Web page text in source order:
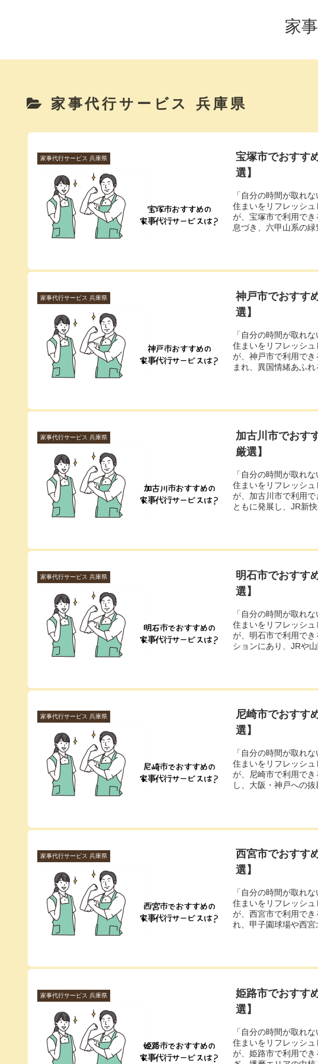
家
家事代行サービス 兵庫県
家事代行サービス 兵庫県
宝塚市でおすす
選】
「自分の時間が取れ
住まいをリフレッシ
が、宝塚市で利用で
息づき、六甲山系の緑
家事代行サービス 兵庫県
神戸市でおすす
選】
「自分の時間が取れ
住まいをリフレッシ
が、神戸市で利用で
まれ、異国情緒あふれ
家事代行サービス 兵庫県
加古川市でおす
厳選】
「自分の時間が取れ
住まいをリフレッシ
が、加古川市で利用
ともに発展し、JR新快
家事代行サービス 兵庫県
明石市でおすす
選】
「自分の時間が取れ
住まいをリフレッシ
が、明石市で利用で
ションにあり、JRや山
家事代行サービス 兵庫県
尼崎市でおすす
選】
「自分の時間が取れ
住まいをリフレッシ
が、尼崎市で利用で
し、大阪・神戸への
家事代行サービス 兵庫県
西宮市でおすす
選】
「自分の時間が取れ
住まいをリフレッシ
が、西宮市で利用で
れ、甲子園球場や西
家事代行サービス 兵庫県
姫路市でおすす
選】
「自分の時間が取れ
住まいをリフレッシ
が、姫路市で利用で